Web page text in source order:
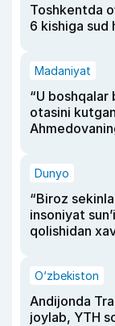
Toshkentda
6 kishiga sud
Madaniyat
“U boshqalar
otasini
Dunyo
“Biroz
insoniyat
qolishidan
O‘zbekiston
Andijonda
joylab, YTH